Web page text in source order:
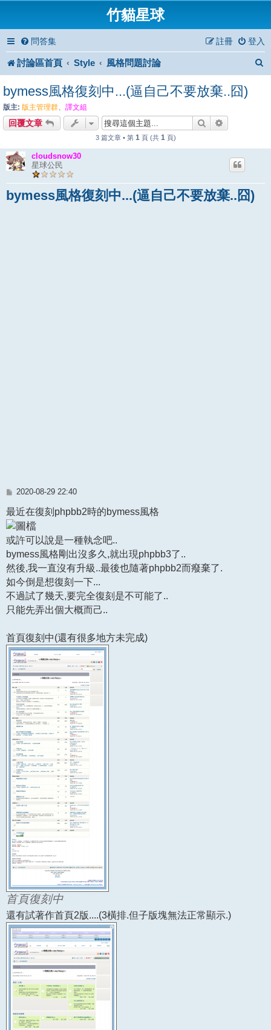
竹貓星球
問答集 登入
註冊
討論區首頁 Style 風格問題討論
bymess風格復刻中...(逼自己不要放棄..囧)
版主: 版主管理群、 譯文組
回覆文章 搜尋
3 篇文章 • 第 1 頁 (共 1 頁)
cloudsnow30
星球公民
bymess風格復刻中...(逼自己不要放棄..囧)
文
2020-08-29 22:40
最近在復刻phpbb2時的bymess風格
或許可以說是一種執念吧..
bymess風格剛出沒多久,就出現phpbb3了..
然後,我一直沒有升級..最後也隨著phpbb2而癈棄了.
如今倒是想復刻一下...
不過試了幾天,要完全復刻是不可能了..
只能先弄出個大概而己..
首頁復刻中(還有很多地方未完成)
首頁復刻中
還有試著作首頁2版....(3橫排.但子版塊無法正常顯示.)